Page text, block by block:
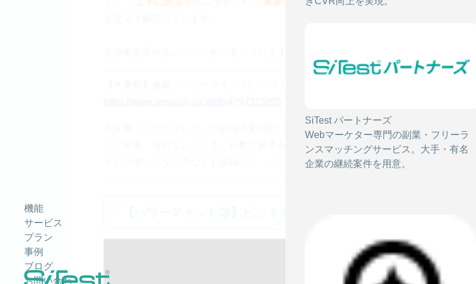
機能
サービス
プラン
事例
ブログ
お問い合わ
SiTest パートナーズ
Webマーケター専門の副業・フリーラ
ンスマッチングサービス。大手・有名
企業の継続案件を用意。
大反響『パワープレイ』の超強力第2弾！大好評を得た『パワープレイ』の超強力な続
いに登場。何気ないしぐさ、行動で相手を操るテクニックは前作以上の破壊力。服装
テムの使いこなし方なども収録した、シリーズ集大成とも呼べる1冊。